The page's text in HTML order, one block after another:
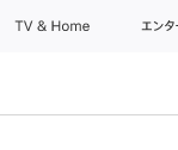
TV & Home エンタ